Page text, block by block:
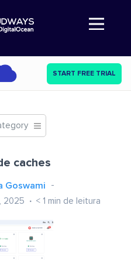
Abre a navegação
START FREE TRIAL
caches
Goswami
2025 < 1 min de leitura